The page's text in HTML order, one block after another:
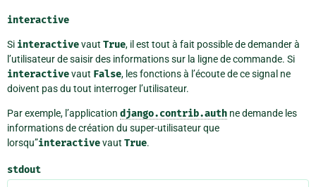
interactive
Si interactivevaut True, il est tout à fait possible de demander à
l’utilisateur de saisir des informations sur la ligne de commande. Si
interactivevaut False, les fonctions à l’écoute de ce signal ne
doivent pas du tout interroger l’utilisateur.
Par exemple, l’application django.contrib.auth ne demande les
informations de création du super-utilisateur que
lorsqu”interactivevaut True.
stdout